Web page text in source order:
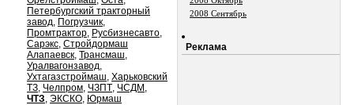
Петербургский тракторный
завод, Погрузчик,
Промтрактор, Русбизнесавто,
Сарэкс, Стройдормаш
Алапаевск, Трансмаш,
Уралвагонзавод,
Ухтагазстроймаш, Харьковский
ТЗ, Челпром, ЧЗПТ, ЧСДМ ,
ЧТЗ, ЭКСКО, Юрмаш
2008 Сентябрь
Реклама